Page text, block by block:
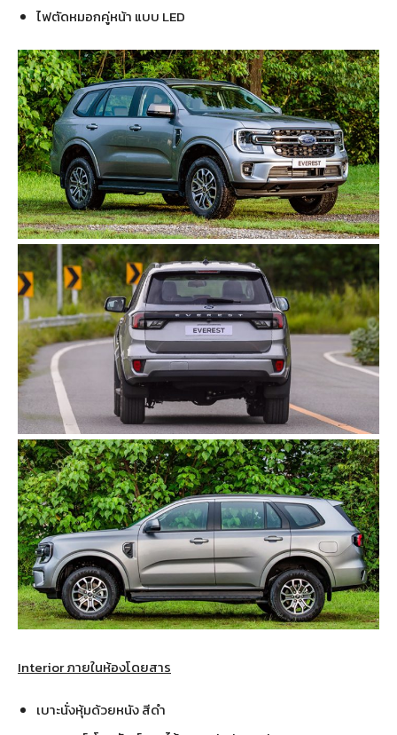
ไฟตัดหมอกคู่หน้า แบบ LED
Interior ภายในห้องโดยสาร
เบาะนั่งหุ้มด้วยหนัง สีดำ